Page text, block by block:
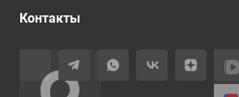
Контакты